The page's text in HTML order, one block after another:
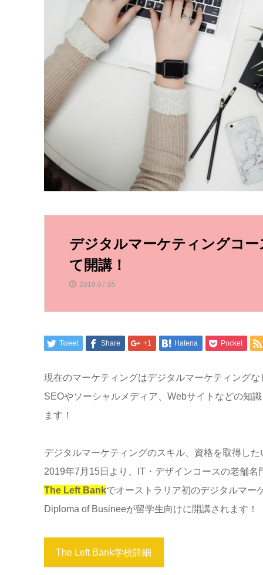
デジタルマーケティングコ
て開講！
2019.07.05
Tweet Share +1 Hatena Pocket
現在のマーケティングはデジタルマーケティング
SEOやソーシャルメディア、Webサイトなどの知
ます！
デジタルマーケティングのスキル、資格を取得した
2019年7月15日より、IT・デザインコースの老舗
The Left Bankでオーストラリア初のデジタルマー
Diploma of Busineeが留学生向けに開講されます！
The Left Bank学校詳細